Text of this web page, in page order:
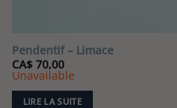
Pendentif – Limace
CA$70,00
Unavailable
LIRE LA SUITE